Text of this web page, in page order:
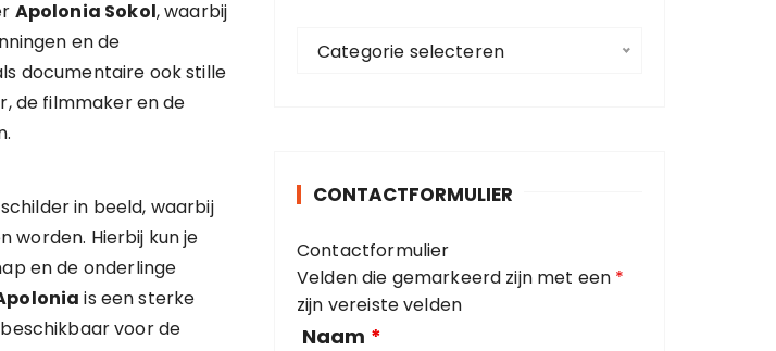
Apolonia Sokol, waarbij
en de
documentaire ook stille
de filmmaker en de
in beeld, waarbij
Hierbij kun je
en de onderlinge
is een sterke
voor de
r
e
ë
n
Categorie selecteren
CONTACTFORMULIER
Contactformulier
Velden die gemarkeerd zijn met een *
zijn vereiste velden
Naam *